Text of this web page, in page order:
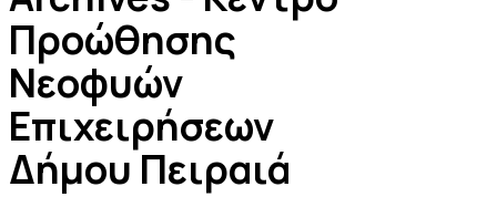
Προώθησης
Νεοφυών
Επιχειρήσεων
Δήμου Πειραιά